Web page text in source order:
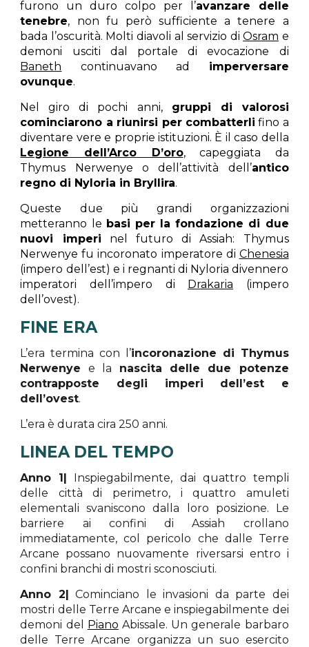
furono un duro colpo per l’avanzare delle
tenebre, non fu però sufficiente a tenere a
bada l’oscurità. Molti diavoli al servizio diOsram e
demoni usciti dal portale di evocazione di
Baneth
continuavano ad imperversare
ovunque.
Nel giro di pochi anni, gruppi di valorosi
cominciarono a riunirsi per combatterli fino a
diventare vere e proprie istituzioni. È il caso della
Legione dell’Arco D’oro, capeggiata da
Thymus Nerwenye o dell’attività dell’antico
regno di Nyloria in Bryllira.
Queste due più grandi organizzazioni
metteranno le basi per la fondazione di due
nuovi imperi nel futuro di Assiah: Thymus
Nerwenye fu incoronato imperatore di Chenesia
(impero dell’est) e i regnanti di Nyloria divennero
imperatori dell’impero di Drakaria (impero
dell’ovest).
FINE ERA
L’era termina con l’incoronazione di Thymus
Nerwenye e la nascita delle due potenze
contrapposte degli imperi dell’est e
dell’ovest.
L’era è durata cira 250 anni.
LINEA DEL TEMPO
Anno 1| Inspiegabilmente, dai quattro templi
delle città di perimetro, i quattro amuleti
elementali svaniscono dalla loro posizione. Le
barriere ai confini di Assiah crollano
immediatamente, col pericolo che dalle Terre
Arcane possano nuovamente riversarsi entro i
confini branchi di mostri sconosciuti.
Anno 2| Cominciano le invasioni da parte dei
mostri delle Terre Arcane e inspiegabilmente dei
demoni del Piano Abissale. Un generale barbaro
delle Terre Arcane organizza un suo esercito